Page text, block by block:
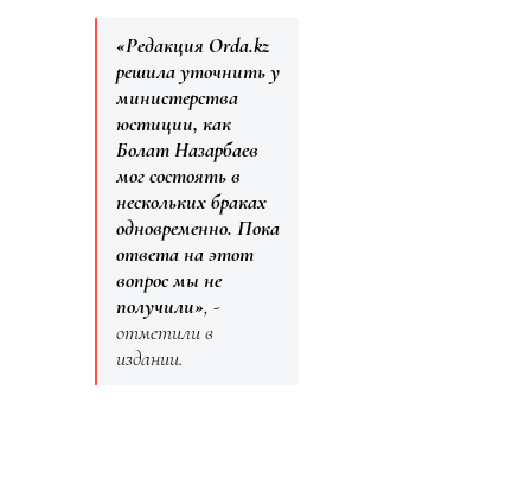
«Редакция Orda.kz
решила уточнить у
министерства
юстиции, как
Болат Назарбаев
мог состоять в
нескольких браках
одновременно. Пока
ответа на этот
вопрос мы не
получили», -
отметили в
издании.